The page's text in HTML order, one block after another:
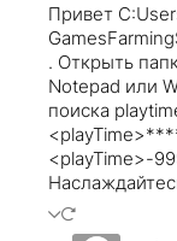
Привет
. Oткрыть
Notepad или
поиска
<playTime>-